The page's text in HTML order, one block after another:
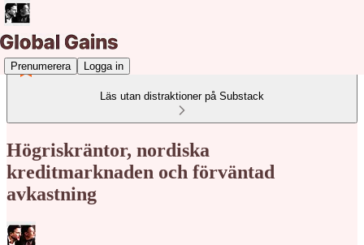
Prenumerera Logga in
Läs utan distraktioner på Substack
Högriskräntor, nordiska
kreditmarknaden och förväntad
avkastning